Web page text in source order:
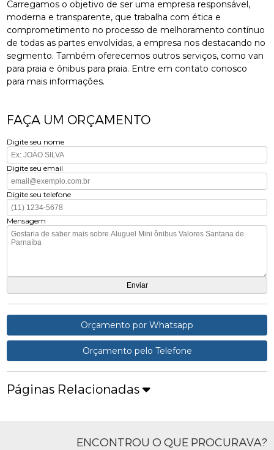
Carregamos o objetivo de ser uma empresa responsável,
moderna e transparente, que trabalha com ética e
comprometimento no processo de melhoramento contínuo
de todas as partes envolvidas, a empresa nos destacando no
segmento. Também oferecemos outros serviços, como van
para praia e ônibus para praia. Entre em contato conosco
para mais informações.
FAÇA UM ORÇAMENTO
Digite seu nome
Digite seu email
Digite seu telefone
Mensagem
Orçamento por Whatsapp
Orçamento pelo Telefone
Páginas Relacionadas
ENCONTROU O QUE PROCURAVA?